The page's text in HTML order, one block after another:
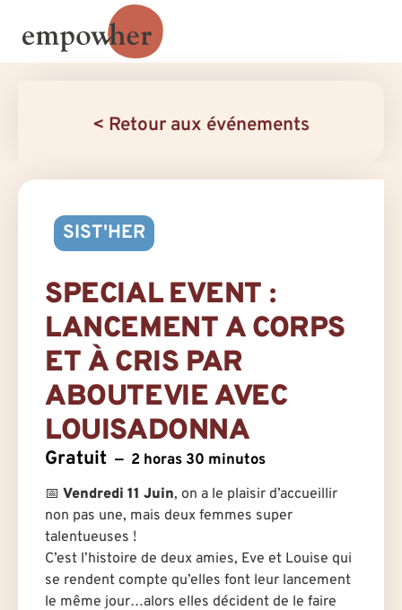
< Retour aux événements
SIST'HER
SPECIAL EVENT :
LANCEMENT A CORPS
ET À CRIS PAR
ABOUTEVIE AVEC
LOUISADONNA
Gratuit 2 horas 30 minutos
📅 Vendredi 11 Juin, on a le plaisir d’accueillir
non pas une, mais deux femmes super
talentueuses !
C’est l’histoire de deux amies, Eve et Louise qui
se rendent compte qu’elles font leur lancement
le même jour…alors elles décident de le faire